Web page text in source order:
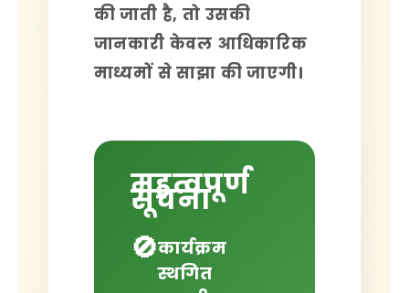
की जाती है, तो उसकी
जानकारी केवल आधिकारिक
माध्यमों से साझा की जाएगी।
महत्वपूर्ण
सूचना
🚫कार्यक्रम
स्थगित